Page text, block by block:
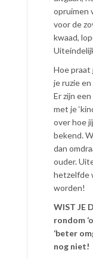
opruimen
voor de
kwaad,
Hoe praat
je ruzie
Er zijn
met je
over hoe
bekend.
dan
ouder.
hetzelfde
worden!
WIST JE
rondom
‘beter
nog niet!